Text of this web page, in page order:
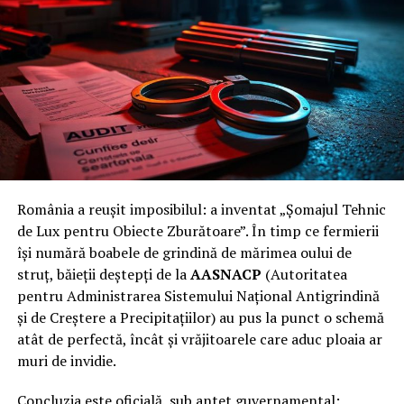
bugetară. Tabloul este apocaliptic: un program realizat
în proporție de doar39%, dar plătit 100%! În 2025, deși
nu s-a tras nicio rachetă, s-au tocat aproape100 de
milioane de leipe „pază și conservare”.
Adică statul român plătește armate de paznici să stea cu
ochii pe niște țevi goale, în timp ce AASNACP
raportează fictiv2,3 milioane de hectare „protejate”.
Protejate de cine? De bunul-simț! Curtea de Conturi a
confirmat negru pe alb: eficiența sistemului este „din
burtă”, studiile de mediu sunt expirate din 2007, iar
„hectarele protejate” sunt doar cifre aruncate pe hârtie
ca să dea bine la decont.
Barbu, „Călăul” birocrației și singurul
ministru care s-a luat la trântă cu
România a reușit imposibilul: a inventat „Șomajul Tehnic
de Lux pentru Obiecte Zburătoare”. În timp ce fermierii
își numără boabele de grindină de mărimea oului de
struț, băieții deștepți de laAASNACP (Autoritatea
pentru Administrarea Sistemului Național Antigrindină
și de Creștere a Precipitațiilor) au pus la punct o schemă
atât de perfectă, încât și vrăjitoarele care aduc ploaia ar
muri de invidie.